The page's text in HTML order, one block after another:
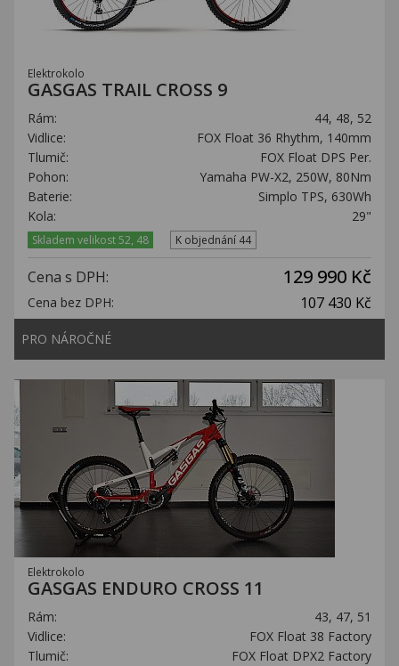
Elektrokolo
GASGAS TRAIL CROSS 9
Rám:
44, 48, 52
Vidlice:
FOX Float 36 Rhythm, 140mm
Tlumič:
FOX Float DPS Per.
Pohon:
Yamaha PW-X2, 250W, 80Nm
Baterie:
Simplo TPS, 630Wh
Kola:
29"
Skladem velikost 52, 48 K objednání 44
Cena s DPH: 129 990 Kč
Cena bez DPH: 107 430 Kč
PRO NÁROČNÉ
Elektrokolo
GASGAS ENDURO CROSS 11
Rám:
43, 47, 51
Vidlice:
FOX Float 38 Factory
Tlumič:
FOX Float DPX2 Factory